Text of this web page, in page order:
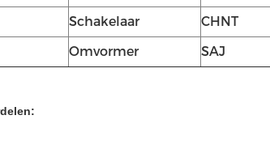
Schakelaar
CHNT
Omvormer SAJ